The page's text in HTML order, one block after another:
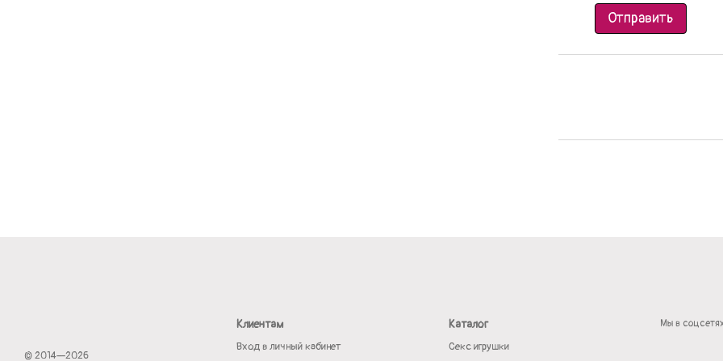
Отправить
© 2014—2026
Клиентам
Вход в личный кабинет
Каталог
Секс игрушки
Мы в